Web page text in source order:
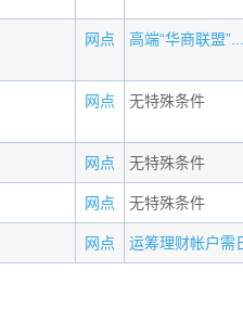
网点 高端“华商联盟”...
网点 无特殊条件
网点 无特殊条件
网点 无特殊条件
网点 运筹理财帐户需